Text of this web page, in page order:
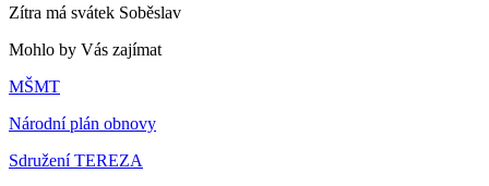
Zítra má svátek Soběslav
Mohlo by Vás zajímat
MŠMT
Národní plán obnovy
Sdružení TEREZA